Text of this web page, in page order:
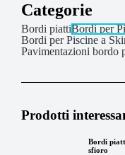
Categorie
Bordi piattiBordi per
Bordi per Piscine a
Pavimentazioni bordo
Prodotti
Bordi
sfioro